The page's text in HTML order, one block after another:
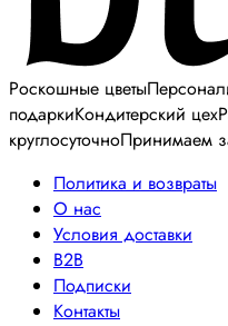
Роскошные цветы
подаркиКондитерский цех
круглосуточноПринимаем
Политика и возвраты
О нас
Условия доставки
B2B
Подписки
Контакты